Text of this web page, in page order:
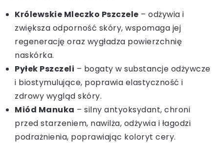
Królewskie Mleczko Pszczele – odżywia i
zwiększa odporność skóry, wspomaga jej
regenerację oraz wygładza powierzchnię
naskórka.
Pyłek Pszczeli – bogaty w substancje odżywcze
i biostymulujące, poprawia elastyczność i
zdrowy wygląd skóry.
Miód Manuka – silny antyoksydant, chroni
przed starzeniem, nawilża, odżywia i łagodzi
podrażnienia, poprawiając koloryt cery.